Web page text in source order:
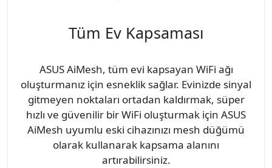
Tüm Ev Kapsaması
ASUS AiMesh, tüm evi kapsayan WiFi ağı
oluşturmanız için esneklik sağlar. Evinizde sinyal
gitmeyen noktaları ortadan kaldırmak, süper
hızlı ve güvenilir bir WiFi oluşturmak için ASUS
AiMesh uyumlu eski cihazınızı mesh düğümü
olarak kullanarak kapsama alanını
artırabilirsiniz.